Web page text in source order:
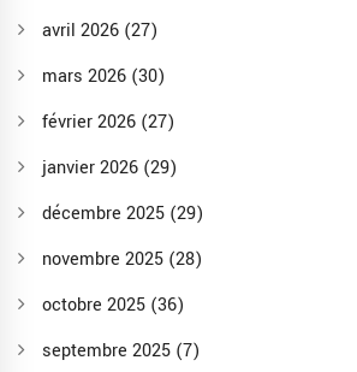
avril 2026 (27)
mars 2026 (30)
février 2026 (27)
janvier 2026 (29)
décembre 2025 (29)
novembre 2025 (28)
octobre 2025 (36)
septembre 2025 (7)